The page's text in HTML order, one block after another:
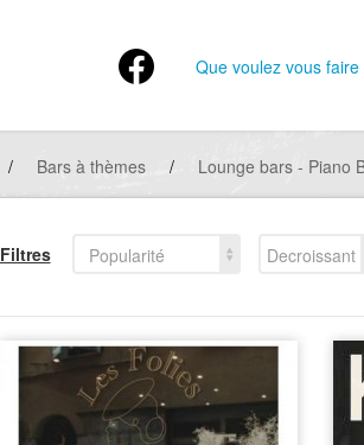
Que voulez vous faire
/ Bars à thèmes / Lounge bars - Piano
Filtres Popularité
Decroissant